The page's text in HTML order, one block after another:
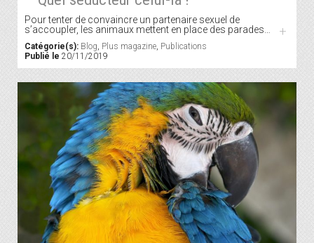
Pour tenter de convaincre un partenaire sexuel de
s’accoupler, les animaux mettent en place des parades…
+
Catégorie(s): Blog Plus magazine Publications
Publié le 20/11/2019